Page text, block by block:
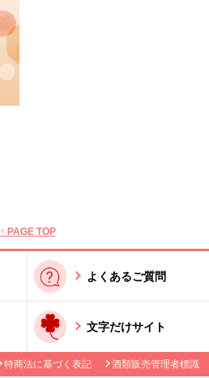
↑ PAGE TOP
よくあるご質問
文字だけサイト
特商法に基づく表記 酒類販売管理者標識